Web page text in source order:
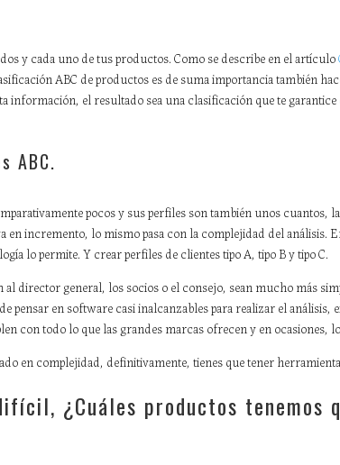
y cada uno de tus productos. Como se describe en el artículo
ABC de productos es de suma importancia también
información, el resultado sea una clasificación que te
ABC.
pocos y sus perfiles son también unos cuantos,
en incremento, lo mismo pasa con la complejidad del análisis.
lo permite. Y crear perfiles de clientes tipo A, tipo B y tipo C.
director general, los socios o el consejo, sean mucho más
pensar en software casi inalcanzables para realizar el análisis,
con todo lo que las grandes marcas ofrecen y en ocasiones,
en complejidad, definitivamente, tienes que tener
¿Cuáles productos tenemos